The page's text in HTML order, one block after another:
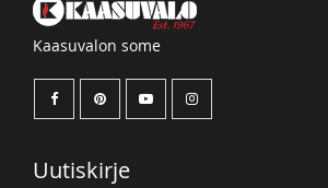
Kaasuvalon some
Uutiskirje